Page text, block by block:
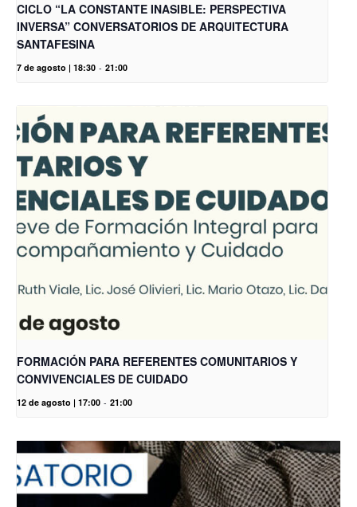
CICLO “LA CONSTANTE INASIBLE: PERSPECTIVA
INVERSA” CONVERSATORIOS DE ARQUITECTURA
SANTAFESINA
7 de agosto | 18:30 - 21:00
FORMACIÓN PARA REFERENTES COMUNITARIOS Y
CONVIVENCIALES DE CUIDADO
12 de agosto | 17:00 - 21:00